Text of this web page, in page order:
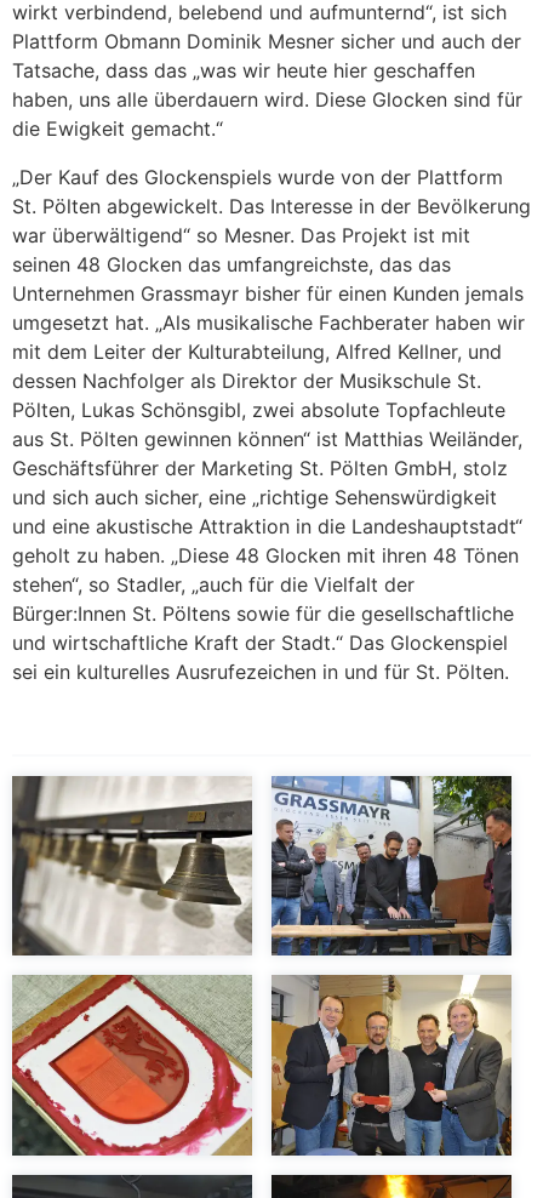
wirkt verbindend, belebend und aufmunternd“, ist sich
Plattform Obmann Dominik Mesner sicher und auch der
Tatsache, dass das „was wir heute hier geschaffen
haben, uns alle überdauern wird. Diese Glocken sind für
die Ewigkeit gemacht.“
„Der Kauf des Glockenspiels wurde von der Plattform
St. Pölten abgewickelt. Das Interesse in der Bevölkerung
war überwältigend“ so Mesner. Das Projekt ist mit
seinen 48 Glocken das umfangreichste, das das
Unternehmen Grassmayr bisher für einen Kunden jemals
umgesetzt hat. „Als musikalische Fachberater haben wir
mit dem Leiter der Kulturabteilung, Alfred Kellner, und
dessen Nachfolger als Direktor der Musikschule St.
Pölten, Lukas Schönsgibl, zwei absolute Topfachleute
aus St. Pölten gewinnen können“ ist Matthias Weiländer,
Geschäftsführer der Marketing St. Pölten GmbH, stolz
und sich auch sicher, eine „richtige Sehenswürdigkeit
und eine akustische Attraktion in die Landeshauptstadt“
geholt zu haben. „Diese 48 Glocken mit ihren 48 Tönen
stehen“, so Stadler, „auch für die Vielfalt der
Bürger:Innen St. Pöltens sowie für die gesellschaftliche
und wirtschaftliche Kraft der Stadt.“ Das Glockenspiel
sei ein kulturelles Ausrufezeichen in und für St. Pölten.